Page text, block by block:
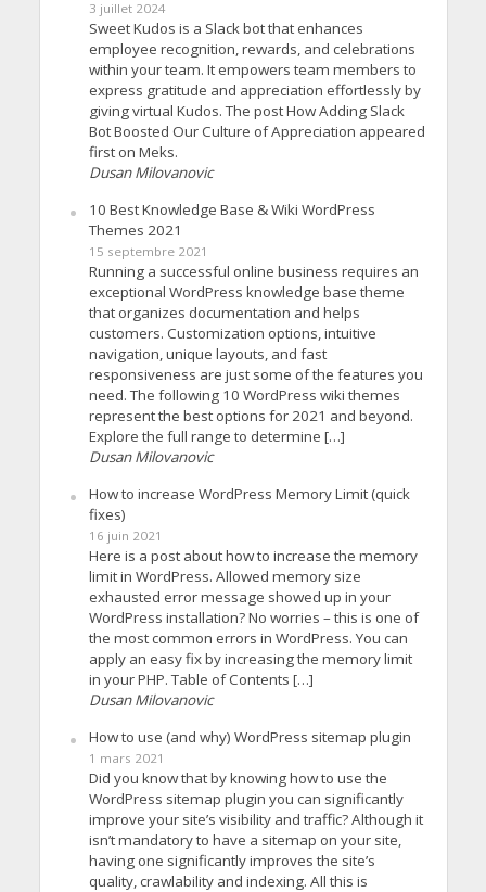
3 juillet 2024
Sweet Kudos is a Slack bot that enhances
employee recognition, rewards, and celebrations
within your team. It empowers team members to
express gratitude and appreciation effortlessly by
giving virtual Kudos. The post How Adding Slack
Bot Boosted Our Culture of Appreciation appeared
first on Meks.
Dusan Milovanovic
10 Best Knowledge Base & Wiki WordPress
Themes 2021
15 septembre 2021
Running a successful online business requires an
exceptional WordPress knowledge base theme
that organizes documentation and helps
customers. Customization options, intuitive
navigation, unique layouts, and fast
responsiveness are just some of the features you
need. The following 10 WordPress wiki themes
represent the best options for 2021 and beyond.
Explore the full range to determine […]
Dusan Milovanovic
How to increase WordPress Memory Limit (quick
fixes)
16 juin 2021
Here is a post about how to increase the memory
limit in WordPress. Allowed memory size
exhausted error message showed up in your
WordPress installation? No worries – this is one of
the most common errors in WordPress. You can
apply an easy fix by increasing the memory limit
in your PHP. Table of Contents […]
Dusan Milovanovic
How to use (and why) WordPress sitemap plugin
1 mars 2021
Did you know that by knowing how to use the
WordPress sitemap plugin you can significantly
improve your site’s visibility and traffic? Although it
isn’t mandatory to have a sitemap on your site,
having one significantly improves the site’s
quality, crawlability and indexing. All this is